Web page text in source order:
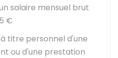
salaire mensuel brut
€
titre personnel d'une
ou d'une prestation